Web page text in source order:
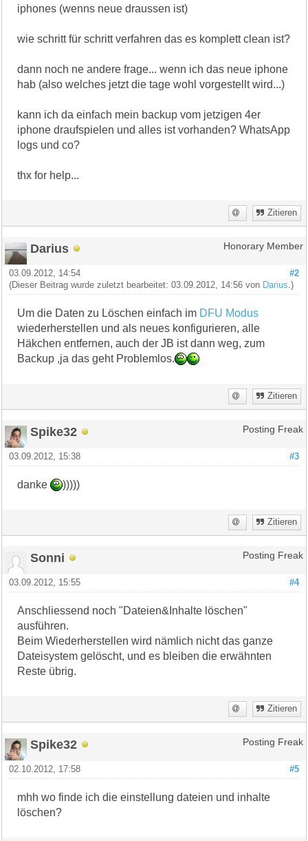
iphones (wenns neue draussen ist)
wie schritt für schritt verfahren das es komplett clean ist?
dann noch ne andere frage... wenn ich das neue iphone
hab (also welches jetzt die tage wohl vorgestellt wird...)
kann ich da einfach mein backup vom jetzigen 4er
iphone draufspielen und alles ist vorhanden? WhatsApp
logs und co?
thx for help...
Zitieren
Darius Honorary Member
#2
03.09.2012, 14:54
(Dieser Beitrag wurde zuletzt bearbeitet: 03.09.2012, 14:56 von Darius .)
Um die Daten zu Löschen einfach im DFU Modus
wiederherstellen und als neues konfigurieren, alle
Häkchen entfernen, auch der JB ist dann weg, zum
Backup ,ja das geht Problemlos.
Zitieren
Spike32 Posting Freak
#3
03.09.2012, 15:38
danke )))))
Zitieren
Sonni Posting Freak
#4
03.09.2012, 15:55
Anschliessend noch "Dateien&Inhalte löschen"
ausführen.
Beim Wiederherstellen wird nämlich nicht das ganze
Dateisystem gelöscht, und es bleiben die erwähnten
Reste übrig.
Zitieren
Spike32 Posting Freak
#5
02.10.2012, 17:58
mhh wo finde ich die einstellung dateien und inhalte
löschen?